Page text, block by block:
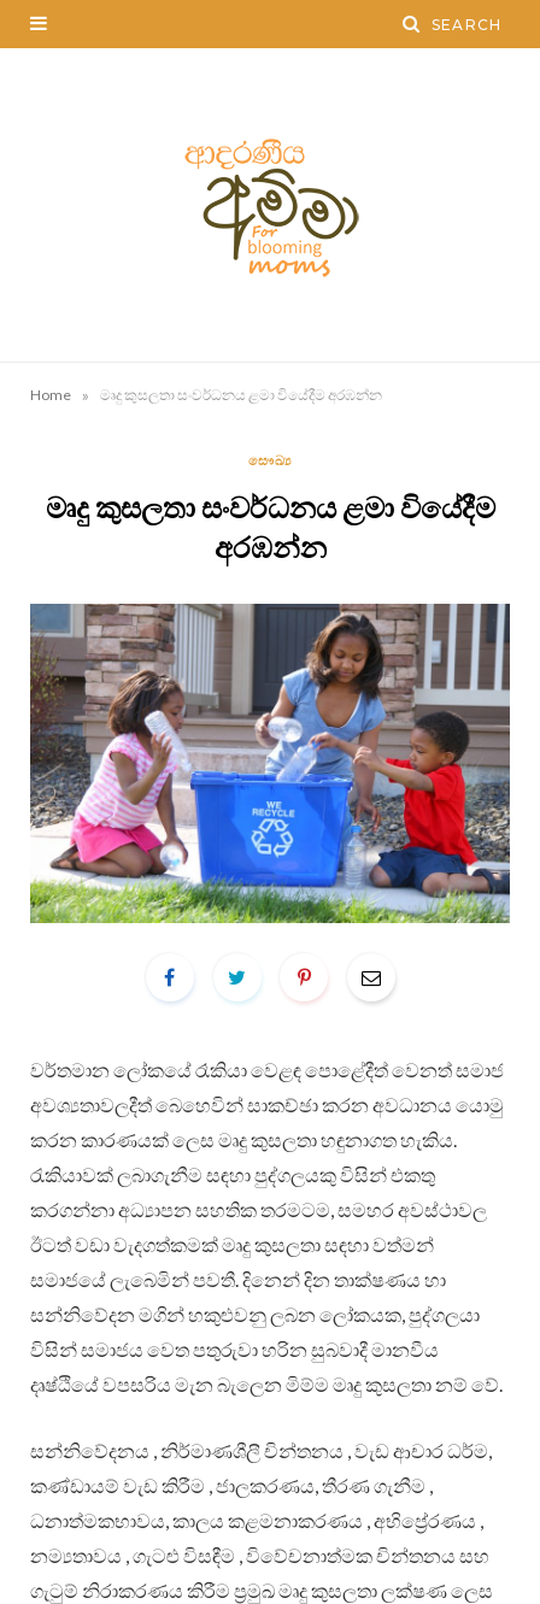
Home » මෘදු කුසලතා සංවර්ධනය ළමා වියේදීම අරඹන්න
සෞඛ්‍ය
මෘදු කුසලතා සංවර්ධනය ළමා වියේදීම
අරඹන්න
වර්තමාන ලෝකයේ රෑකියා වෙළඳ පොළේදීත් වෙනත් සමාජ
අවශ්‍යතාවලදීත් බෙහෙවින් සාකච්ඡා කරන අවධානය යොමු
කරන කාරණයක් ලෙස මෘදු කුසලතා හඳුනාගත හැකිය.
රැකියාවක් ලබාගැනීම සඳහා පුද්ගලයකු විසින් එකතු
කරගන්නා අධ්‍යාපන සහතික තරමටම, සමහර අවස්ථාවල
ඊටත් වඩා වැදගත්කමක් මෘදු කුසලතා සඳහා වත්මන්
සමාජයේ ලැබෙමින් පවතී. දිනෙන් දින තාක්ෂණය හා
සන්නිවේදන මගින් හකුළුවනු ලබන ලෝකයක, පුද්ගලයා
විසින් සමාජය වෙත පතුරුවා හරින සුබවාදී මානවීය
දෘෂ්ඨියේ වපසරිය මැන බැලෙන මිම්ම මෘදු කුසලතා නම් වේ.
සන්නිවේදනය , නිර්මාණශීලී චින්තනය , වැඩ ආචාර ධර්ම,
කණ්ඩායම් වැඩ කිරීම , ජාලකරණය, තීරණ ගැනීම ,
ධනාත්මකභාවය, කාලය කළමනාකරණය , අභිප්‍රේරණය ,
නම්‍යතාවය , ගැටළු විසඳීම , විවේචනාත්මක චින්තනය සහ
ගැටුම් නිරාකරණය කිරීම ප්‍රමුඛ මෘදු කුසලතා ලක්ෂණ ලෙස